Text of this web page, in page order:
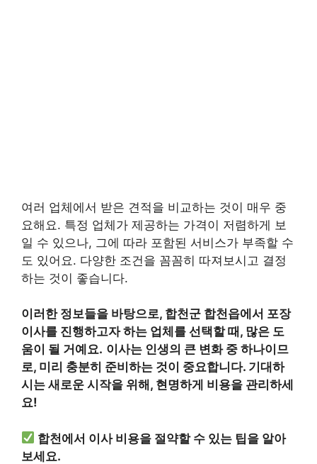
여러 업체에서 받은 견적을 비교하는 것이 매우 중
요해요. 특정 업체가 제공하는 가격이 저렴하게 보
일 수 있으나, 그에 따라 포함된 서비스가 부족할 수
도 있어요. 다양한 조건을 꼼꼼히 따져보시고 결정
하는 것이 좋습니다.
이러한 정보들을 바탕으로, 합천군 합천읍에서 포장
이사를 진행하고자 하는 업체를 선택할 때, 많은 도
움이 될 거예요. 이사는 인생의 큰 변화 중 하나이므
로, 미리 충분히 준비하는 것이 중요합니다. 기대하
시는 새로운 시작을 위해, 현명하게 비용을 관리하세
요!
합천에서 이사 비용을 절약할 수 있는 팁을 알아
보세요.